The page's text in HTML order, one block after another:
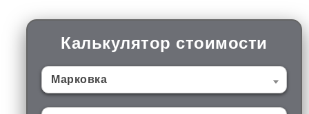
Калькулятор стоимости
Марковка